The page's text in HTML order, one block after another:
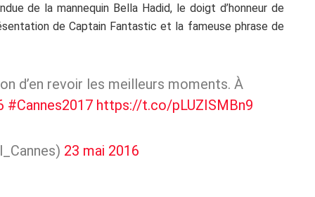
de la mannequin Bella Hadid, le doigt d’honneur de
de Captain Fantastic et la fameuse phrase de
d’en revoir les meilleurs moments. À
#Cannes2017 https://t.co/pLUZISMBn9
23 mai 2016